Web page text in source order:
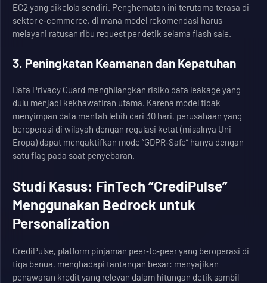
EC2 yang dikelola sendiri. Penghematan ini terutama terasa di
sektor e‑commerce, di mana model rekomendasi harus
melayani ratusan ribu request per detik selama flash sale.
3. Peningkatan Keamanan dan Kepatuhan
Data Privacy Guard menghilangkan risiko data leakage yang
dulu menjadi kekhawatiran utama. Karena model tidak
menyimpan data mentah lebih dari 30 hari, perusahaan yang
beroperasi di wilayah dengan regulasi ketat (misalnya Uni
Eropa) dapat mengaktifkan mode “GDPR‑Safe” hanya dengan
satu flag pada saat penyebaran.
Studi Kasus: FinTech “CrediPulse”
Menggunakan Bedrock untuk
Personalization
CrediPulse, platform pinjaman peer‑to‑peer yang beroperasi di
tiga benua, menghadapi tantangan besar: menyajikan
penawaran kredit yang relevan dalam hitungan detik sambil